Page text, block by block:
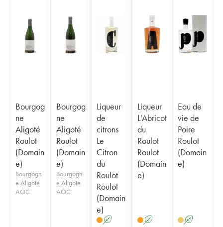
Bourgog
ne
Aligoté
Roulot
(Domain
e)
Bourgogn
e Aligoté
AOC
Bourgog
ne
Aligoté
Roulot
(Domain
e)
Bourgogn
e Aligoté
AOC
Liqueur
de
citrons
Le
Citron
du
Roulot
Roulot
(Domain
e)
A
Liqueur
L'Abricot
du
Roulot
Roulot
(Domain
e)
A
Eau de
vie de
Poire
Roulot
(Domain
e)
A